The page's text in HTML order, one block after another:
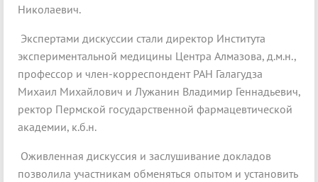
Николаевич.
Экспертами дискуссии стали директор Института
экспериментальной медицины Центра Алмазова, д.м.н.,
профессор и член-корреспондент РАН Галагудза
Михаил Михайлович и Лужанин Владимир Геннадьевич,
ректор Пермской государственной фармацевтической
академии, к.б.н.
Оживленная дискуссия и заслушивание докладов
позволила участникам обменяться опытом и установить